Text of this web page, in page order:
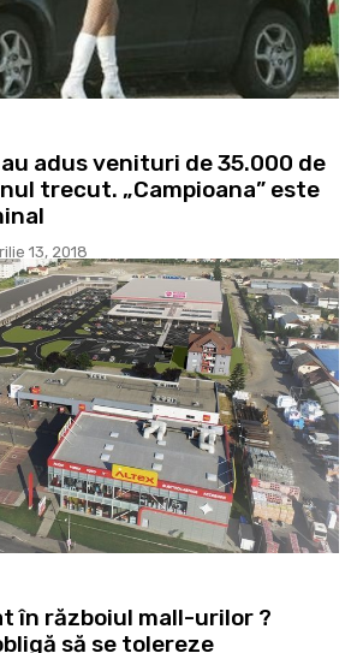
adus venituri de 35.000 de
trecut. „Campioana” este
13, 2018
în războiul mall-urilor ?
să se tolereze